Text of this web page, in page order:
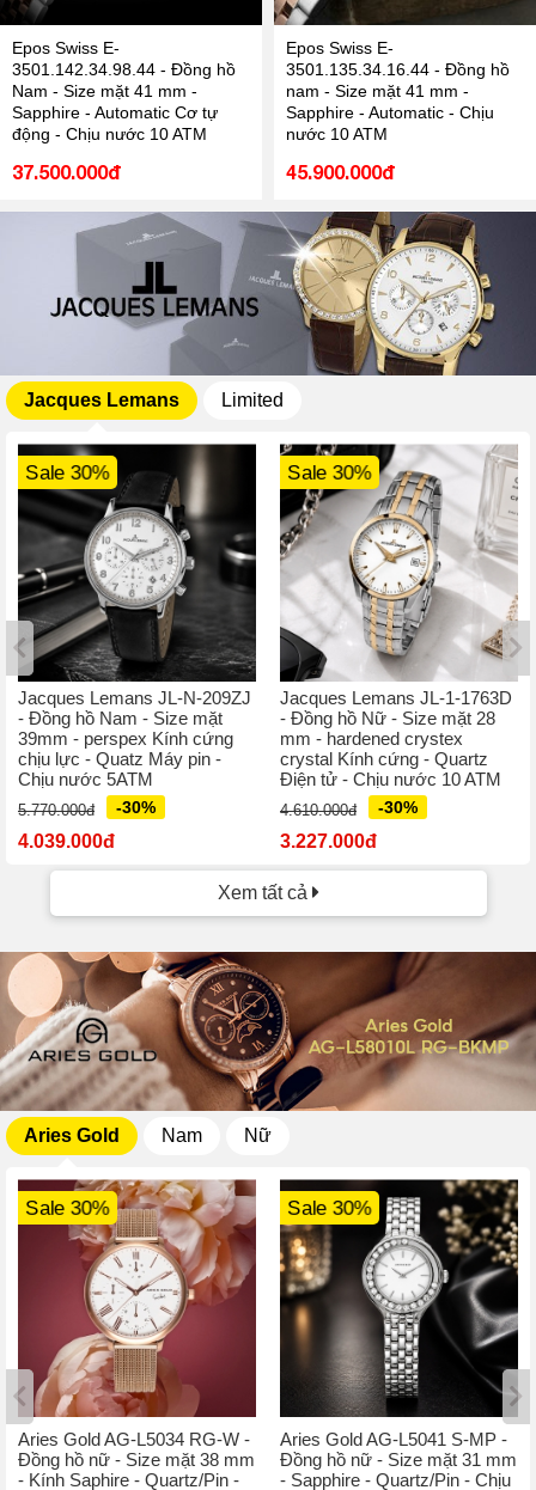
Epos Swiss E-
3501.142.34.98.44 - Đồng hồ
Nam - Size mặt 41 mm -
Sapphire - Automatic Cơ tự
động - Chịu nước 10 ATM
37.500.000đ
Epos Swiss E-
3501.135.34.16.44 - Đồng hồ
nam - Size mặt 41 mm -
Sapphire - Automatic - Chịu
nước 10 ATM
45.900.000đ
Jacques Lemans Limited
Sale 30%
Jacques Lemans JL-N-209ZJ
- Đồng hồ Nam - Size mặt
39mm - perspex Kính cứng
chịu lực - Quatz Máy pin -
Chịu nước 5ATM
5.770.000đ -30%
4.039.000đ
Sale 30%
Jacques Lemans JL-1-1763D
- Đồng hồ Nữ - Size mặt 28
mm - hardened crystex
crystal Kính cứng - Quartz
Điện tử - Chịu nước 10 ATM
4.610.000đ -30%
3.227.000đ
Xem tất cả
Aries Gold Nam Nữ
Sale 30%
Aries Gold AG-L5034 RG-W -
Đồng hồ nữ - Size mặt 38 mm
- Kính Saphire - Quartz/Pin -
Sale 30%
Aries Gold AG-L5041 S-MP -
Đồng hồ nữ - Size mặt 31 mm
- Sapphire - Quartz/Pin - Chịu